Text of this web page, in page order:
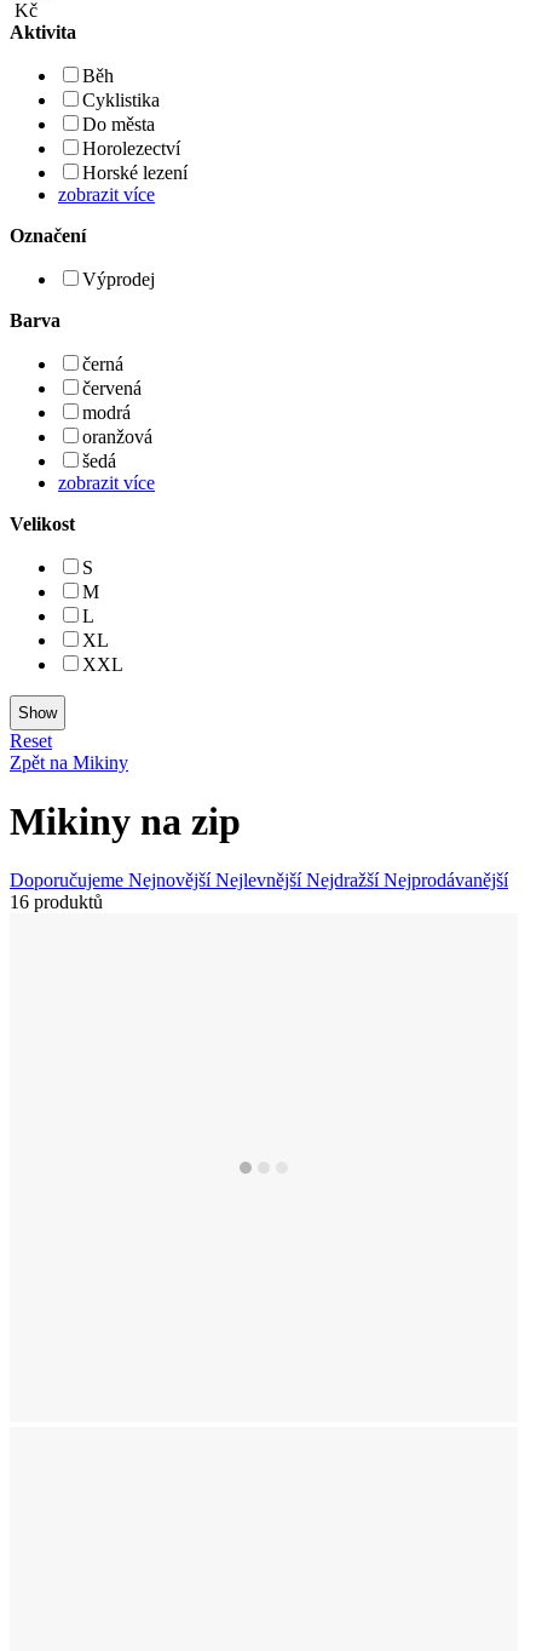
Kč
Aktivita
Běh
Cyklistika
Do města
Horolezectví
Horské lezení
zobrazit více
Označení
Výprodej
Barva
černá
červená
modrá
oranžová
šedá
zobrazit více
Velikost
S
M
L
XL
XXL
Reset
Zpět na Mikiny
Mikiny na zip
Doporučujeme NejnovějšíNejlevnějšíNejdražšíNejprodávanější
16 produktů